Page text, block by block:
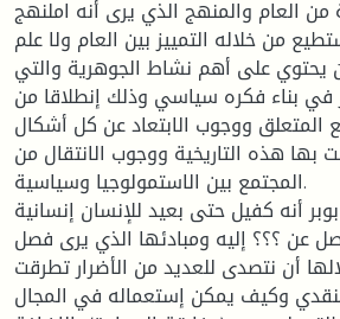
من العام والمنهج الذي يرى أنه املنهج
من خلاله التمييز بين العام ولا علم.
يحتوي على أهم نشاط الجوهرية والتي
في بناء فكره سياسي وذلك إنطلاقا من
المتعلق ووجوب الابتعاد عن كل أشكال
هذه التاريخية ووجوب الانتقال من
المجتمع بين الاستمولوجيا وسياسية.
أنه كفيل حتى بعيد للإنسان إنسانية
عن ؟؟؟ إليه ومبادئها الذي يرى فصل
أن نتصدى للعديد من الأضرار تطرقت
وكيف يمكن إستعماله في المجال